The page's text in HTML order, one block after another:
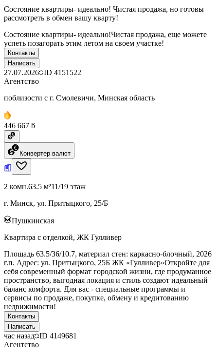
Состояние квартиры- идеально! Чистая продажа, но готовы
рассмотреть в обмен вашу кварту!
Состояние квартиры- идеально!Чистая продажа, еще можете
успеть позагорать этим летом на своем участке!
Контакты
Написать
27.07.2026 ID 4151522
Агентство
поблизости с г. Смолевичи, Минская область
446 667 ƃ
Конвертер валют
2 комн.63.5 м²11/19 этаж
г. Минск, ул. Притыцкого, 25/Б
Пушкинская
Квартира с отделкой, ЖК Гулливер
Площадь 63.5/36/10.7, материал стен: каркасно-блочный, 2026
г.п. Адрес: ул. Притыцкого, 25Б ЖК «Гулливер»Откройте для
себя современный формат городской жизни, где продуманное
пространство, выгодная локация и стиль создают идеальный
баланс комфорта. Для вас - специальные программы и
сервисы по продаже, покупке, обмену и кредитованию
недвижимости!
Контакты
Написать
час назад ID 4149681
Агентство